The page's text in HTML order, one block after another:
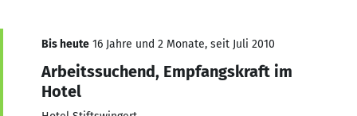
Bis heute 16 Jahre und 2 Monate, seit Juli 2010
Arbeitssuchend, Empfangskraft im
Hotel